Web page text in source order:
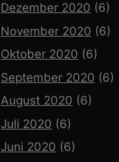
Dezember 2020 (6)
November 2020 (6)
Oktober 2020 (6)
September 2020 (6)
August 2020 (6)
Juli 2020 (6)
Juni 2020 (6)